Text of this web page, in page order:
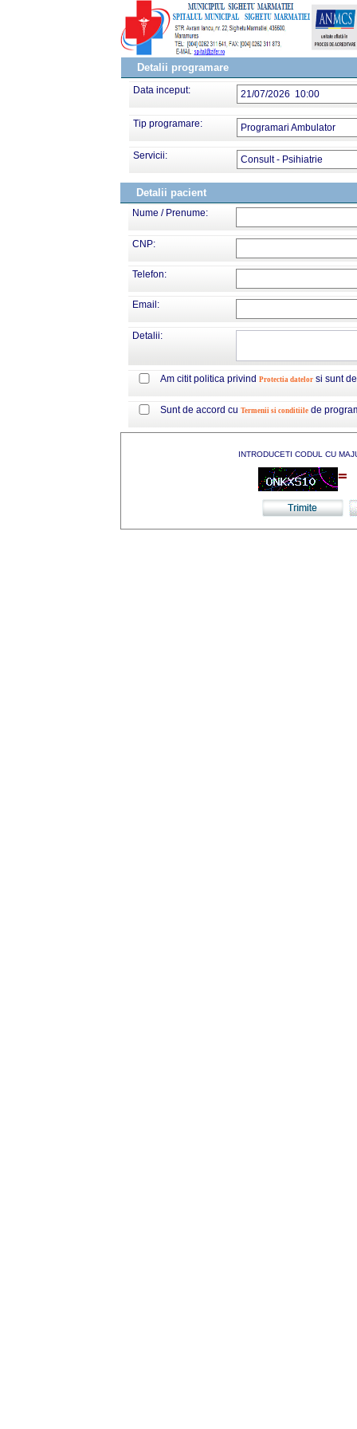
Detalii programare
Data inceput: 21/07/2026 10:00
Tip programare: Programari Ambulator
Servicii: Consult - Psihiatrie
Detalii pacient
Nume / Prenume:
CNP:
Telefon:
Email:
Detalii:
Am citit politica privind Protectia datelor si sunt
Sunt de accord cu Termenii si conditiile de
INTRODUCETI CODUL CU
=